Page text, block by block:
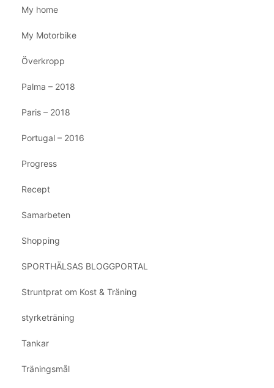
My home
My Motorbike
Överkropp
Palma – 2018
Paris – 2018
Portugal – 2016
Progress
Recept
Samarbeten
Shopping
SPORTHÄLSAS BLOGGPORTAL
Struntprat om Kost & Träning
styrketräning
Tankar
Träningsmål